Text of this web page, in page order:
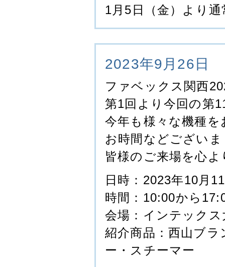
1月5日（金）より
2023年9月26日
ファベックス関西
第1回より今回の第
今年も様々な機種
お時間などござい
皆様のご来場を心
日時：2023年10月
時間：10:00から
会場：インテック
紹介商品：西山ブ
ー・スチーマー